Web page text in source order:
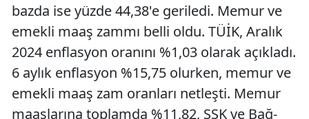
bazda ise yüzde 44,38'e geriledi. Memur ve
emekli maaş zammı belli oldu. TÜİK, Aralık
2024 enflasyon oranını %1,03 olarak açıkladı.
6 aylık enflasyon %15,75 olurken, memur ve
emekli maaş zam oranları netleşti. Memur
maaşlarına toplamda %11,82, SSK ve Bağ-